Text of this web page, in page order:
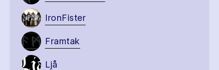
IronFister
Framtak
Ljå